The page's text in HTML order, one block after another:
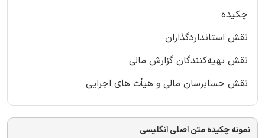
چکیده
نقش استانداردگذاران
نقش تهیه‌کنندگان گزارش مالی
نقش حسابرسان مالی و هیأت های اجرایی
نمونه چکیده متن اصلی انگلیسی